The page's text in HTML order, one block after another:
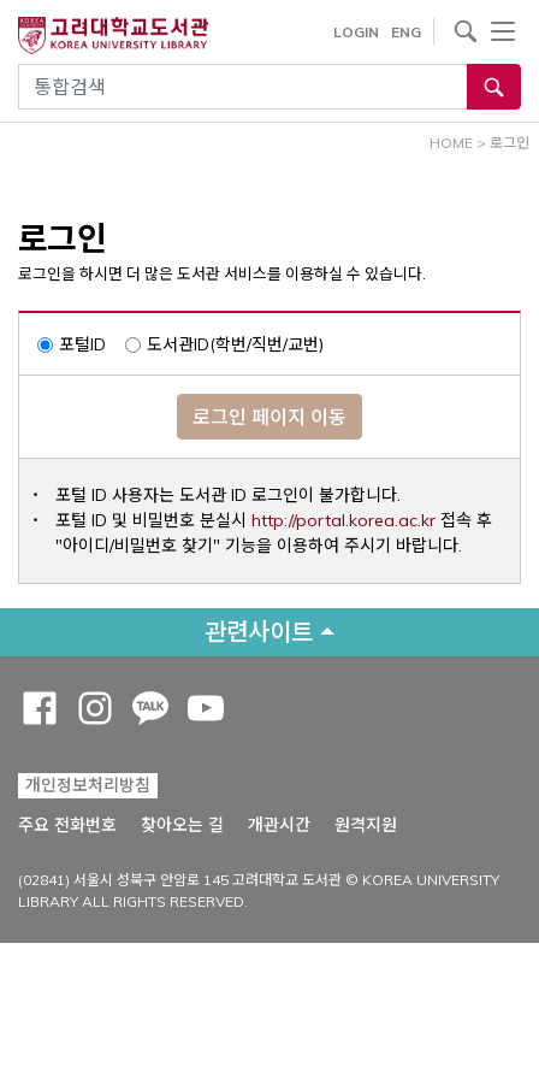
건
통합검색
LOGIN ENG
사이트내 검색
HOME > 로그인
로그인
로그인을 하시면 더 많은 도서관 서비스를 이용하실 수 있습니다.
포털ID 도서관ID(학번/직번/교번)
로그인 페이지 이동
포털 ID 사용자는 도서관 ID 로그인이 불가합니다.
포털 ID 및 비밀번호 분실시 http://portal.korea.ac.krOpens a
접속 후
"아이디/비밀번호 찾기" 기능을 이용하여 주시기 바랍니다.
관련사이트
개인정보처리방침
주요 전화번호
찾아오는 길 개관시간 원격지원
(02841) 서울시 성북구 안암로 145 고려대학교 도서관 © KOREA UNIVERSITY
LIBRARY ALL RIGHTS RESERVED.
Opens a new window
Opens a new window
Opens a new window